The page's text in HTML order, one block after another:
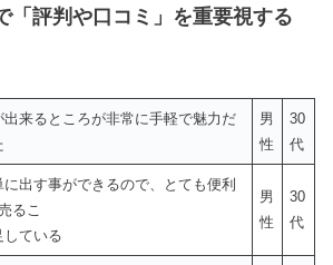
「評判や口コミ」を重要視する
来るところが非常に手軽で魅力だ
男
性
30
代
出す事ができるので、とても便利
るこ
している
男
性
30
代